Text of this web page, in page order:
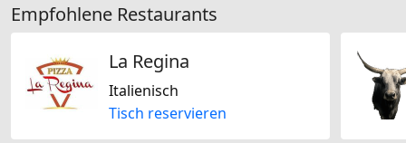
Empfohlene Restaurants
La Regina
Italienisch
Tisch reservieren